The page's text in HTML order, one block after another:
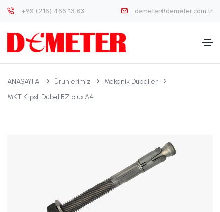
+90 (216) 466 13 63 demeter@demeter.com.tr
ANASAYFA Ürünlerimiz
Mekanik Dübeller
MKT Klipsli Dübel BZ plus A4